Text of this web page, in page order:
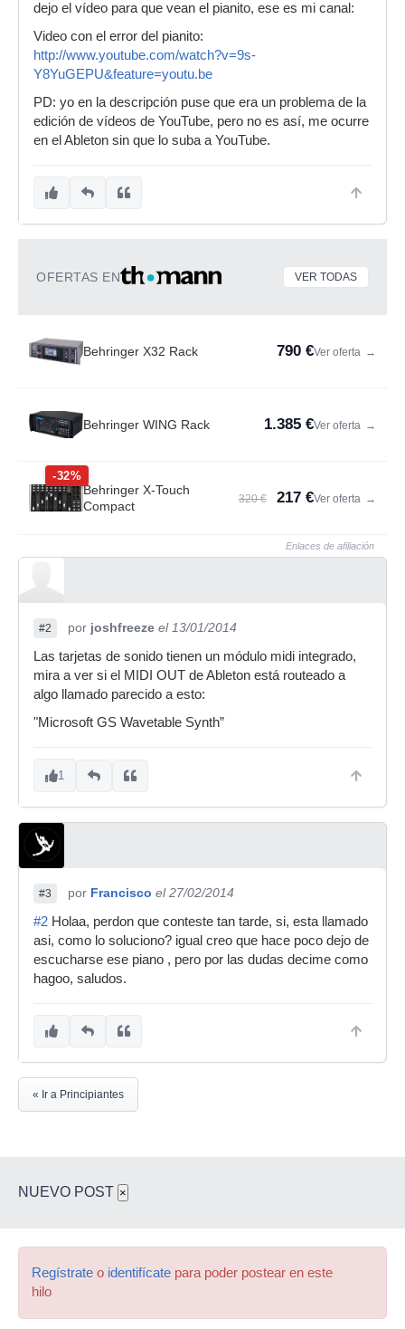
dejo el vídeo para que vean el pianito, ese es mi canal:
Video con el error del pianito:
http://www.youtube.com/watch?v=9s-
Y8YuGEPU&feature=youtu.be
PD: yo en la descripción puse que era un problema de la
edición de vídeos de YouTube, pero no es así, me ocurre
en el Ableton sin que lo suba a YouTube.
OFERTAS EN VER TODAS
Behringer X32 Rack 790 €Ver oferta →
Behringer WING Rack 1.385 €Ver oferta →
-32%
Behringer X-Touch
Compact
320 € 217 €Ver oferta →
Enlaces de afiliación
#2 por joshfreeze el 13/01/2014
Las tarjetas de sonido tienen un módulo midi integrado,
mira a ver si el MIDI OUT de Ableton está routeado a
algo llamado parecido a esto:
"Microsoft GS Wavetable Synth”
1
#3 por Francisco el 27/02/2014
#2 Holaa, perdon que conteste tan tarde, si, esta llamado
asi, como lo soluciono? igual creo que hace poco dejo de
escucharse ese piano , pero por las dudas decime como
hagoo, saludos.
« Ir a Principiantes
NUEVO POST ×
Regístrate o identifícate para poder postear en este
hilo